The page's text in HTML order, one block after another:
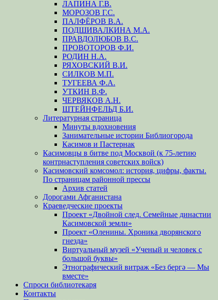
ЛАПИНА Г.В.
МОРОЗОВ Г.С.
ПАЛФЁРОВ В.А.
ПОДШИВАЛКИНА М.А.
ПРАВДОЛЮБОВ В.С.
ПРОВОТОРОВ Ф.И.
РОДИН Н.А.
РЯХОВСКИЙ В.И.
СИЛКОВ М.П.
ТУГЕЕВА Ф.А.
УТКИН В.Ф.
ЧЕРВЯКОВ А.Н.
ШТЕЙНФЕЛЬД Б.И.
Литературная страница
Минуты вдохновения
Занимательные истории Библиогорода
Касимов и Пастернак
Касимовцы в битве под Москвой (к 75-летию
контрнаступления советских войск)
Касимовский комсомол: история, цифры, факты.
По страницам районной прессы
Архив статей
Дорогами Афганистана
Краеведческие проекты
Проект «Двойной след. Семейные династии
Касимовской земли»
Проект «Оленины. Хроника дворянского
гнезда»
Виртуальный музей «Ученый и человек с
большой буквы»
Этнографический витраж «Без бергə — Мы
вместе»
Спроси библиотекаря
Контакты